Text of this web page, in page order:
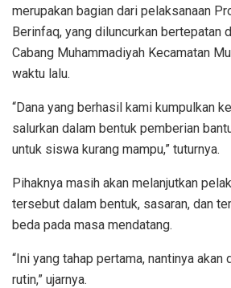
merupakan bagian dari pelaksanaan
Berinfaq, yang diluncurkan bertepatan
Cabang Muhammadiyah Kecamatan
waktu lalu.
“Dana yang berhasil kami kumpulkan
salurkan dalam bentuk pemberian
untuk siswa kurang mampu,” tuturnya.
Pihaknya masih akan melanjutkan
tersebut dalam bentuk, sasaran, dan
beda pada masa mendatang.
“Ini yang tahap pertama, nantinya akan
rutin,” ujarnya.